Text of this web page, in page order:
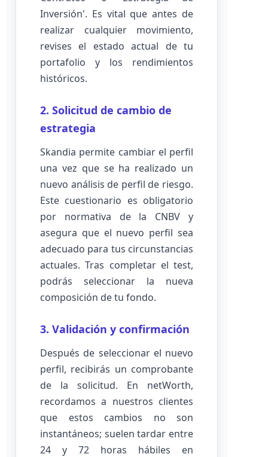
Inversión'. Es vital que antes de
realizar cualquier movimiento,
revises el estado actual de tu
portafolio y los rendimientos
históricos.
2. Solicitud de cambio de
estrategia
Skandia permite cambiar el perfil
una vez que se ha realizado un
nuevo análisis de perfil de riesgo.
Este cuestionario es obligatorio
por normativa de la CNBV y
asegura que el nuevo perfil sea
adecuado para tus circunstancias
actuales. Tras completar el test,
podrás seleccionar la nueva
composición de tu fondo.
3. Validación y confirmación
Después de seleccionar el nuevo
perfil, recibirás un comprobante
de la solicitud. En netWorth,
recordamos a nuestros clientes
que estos cambios no son
instantáneos; suelen tardar entre
24 y 72 horas hábiles en